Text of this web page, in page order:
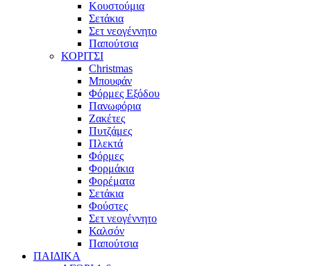
Κουστούμια
Σετάκια
Σετ νεογέννητο
Παπούτσια
ΚΟΡΙΤΣΙ
Christmas
Μπουφάν
Φόρμες Εξόδου
Πανωφόρια
Ζακέτες
Πυτζάμες
Πλεκτά
Φόρμες
Φορμάκια
Φορέματα
Σετάκια
Φούστες
Σετ νεογέννητο
Καλσόν
Παπούτσια
ΠΑΙΔΙΚΑ